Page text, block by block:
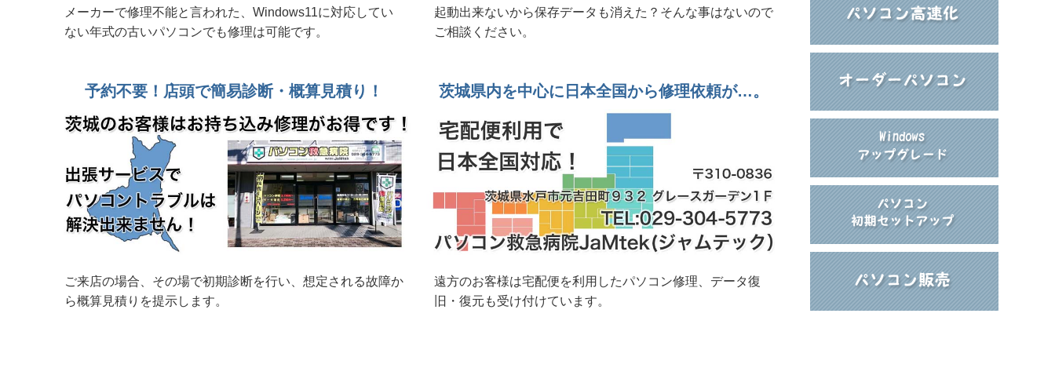
2026年 7月19日 初期セットアップ約30分 DELL Dell 15 DC1525 ND25-FWHBB 新品
2026年 7月19日 起動に4時間？起動後も全く動かない 富士通Lifebook WA2/A3 2016年製
2026年 7月16日 ASUS VIVOBook ヒンジ部分破損 開きにくいのでテープ止め 水戸市
2026年 7月 9日 20年前の若かりし思い出を復元したい。他社様見積り額十数万円 SONY USB4GB
2026年 6月23日 パスワード忘れ？入力出来ない？Lenovo Thikpad X395水戸市
2026年 6月20日 整備済み中古デスクトップPC 販売中 富士通ESPLIMO D586/M
2026年 6月 8日 水戸市法人様から 壊れにくい事務用デスクトップパソコンオーダー
2026年 6月 7日 整備済み中古PC販売中 富士通FH70/D1 1TB SSD/Corei7/8GB/23.8インチ/Office
メーカーで修理不能と言われた、Windows11に対応してい
ない年式の古いパソコンでも修理は可能です。
起動出来ないから保存データも消えた？そんな事はないので
ご相談ください。
予約不要！店頭で簡易診断・概算見積り！
ご来店の場合、その場で初期診断を行い、想定される故障か
ら概算見積りを提示します。
茨城県内を中心に日本全国から修理依頼が…。
遠方のお客様は宅配便を利用したパソコン修理、データ復
旧・復元も受け付けています。